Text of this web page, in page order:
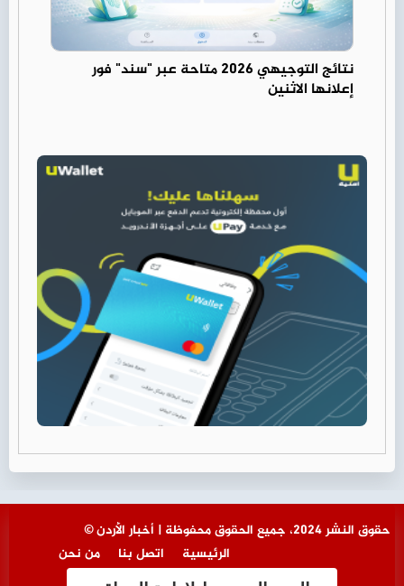
نتائج التوجيهي 2026 متاحة عبر "سند" فور
إعلانها الاثنين
© حقوق النشر 2024، جميع الحقوق محفوظة | أخبار الأردن
من نحن
اتصل بنا الرئيسية